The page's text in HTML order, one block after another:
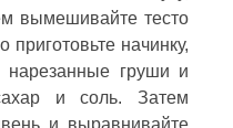
вымешивайте тесто
приготовьте начинку,
груши и
и соль. Затем